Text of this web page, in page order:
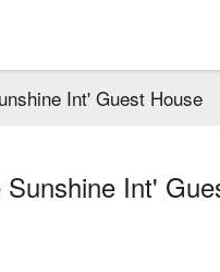
Int' Guest House
Int'